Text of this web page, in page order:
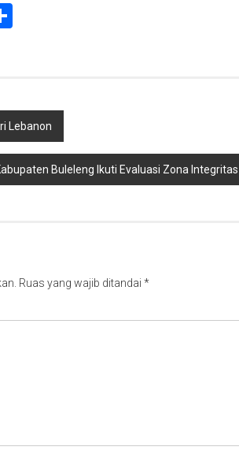
Lebanon
Buleleng Ikuti Evaluasi Zona
Ruas yang wajib ditandai *